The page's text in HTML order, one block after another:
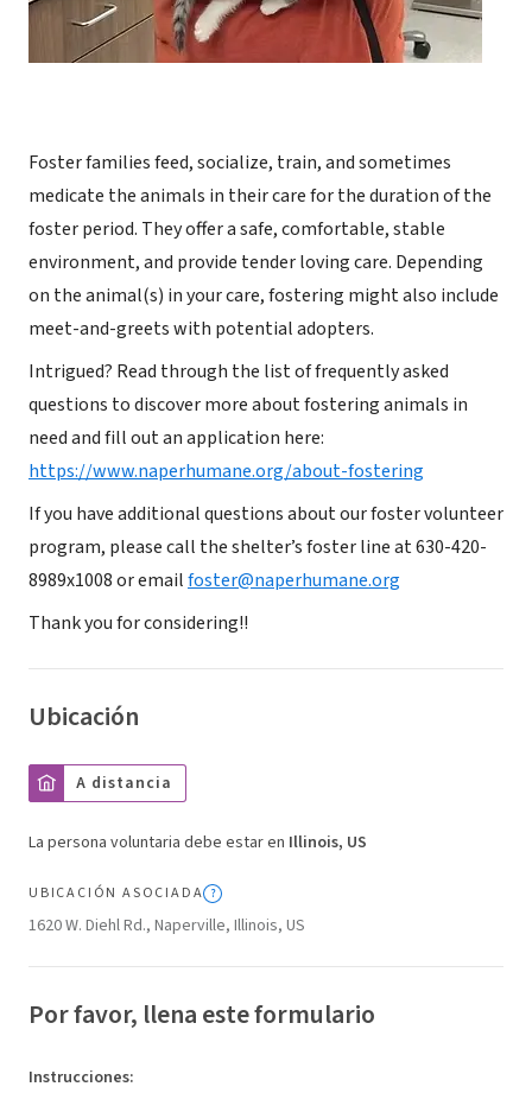
Foster families feed, socialize, train, and sometimes
medicate the animals in their care for the duration of the
foster period. They offer a safe, comfortable, stable
environment, and provide tender loving care. Depending
on the animal(s) in your care, fostering might also include
meet-and-greets with potential adopters.
Intrigued? Read through the list of frequently asked
questions to discover more about fostering animals in
need and fill out an application here:
https://www.naperhumane.org/about-fostering
If you have additional questions about our foster volunteer
program, please call the shelter’s foster line at 630-420-
8989x1008 or emailfoster@naperhumane.org
Thank you for considering!!
Ubicación
A distancia
La persona voluntaria debe estar en Illinois, US
UBICACIÓN ASOCIADA
1620 W. Diehl Rd., Naperville, Illinois, US
Por favor, llena este formulario
Instrucciones: